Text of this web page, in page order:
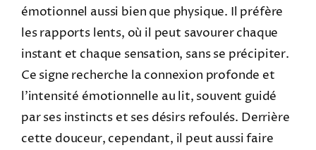
émotionnel aussi bien que physique. Il préfère
les rapports lents, où il peut savourer chaque
instant et chaque sensation, sans se précipiter.
Ce signe recherche la connexion profonde et
l’intensité émotionnelle au lit, souvent guidé
par ses instincts et ses désirs refoulés. Derrière
cette douceur, cependant, il peut aussi faire